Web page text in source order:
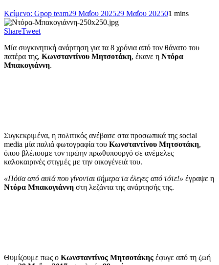
Κείμενο: Gpop team29 Μαΐου 202529 Μαΐου 202501 mins
ShareTweet
Μία συγκινητική ανάρτηση για τα 8 χρόνια από τον θάνατο του
πατέρα της, Κωνσταντίνου Μητσοτάκη, έκανε η Ντόρα
Μπακογιάννη.
Συγκεκριμένα, η πολιτικός ανέβασε στα προσωπικά της social
media μία παλιά φωτογραφία του Κωνσταντίνου Μητσοτάκη,
όπου βλέπουμε τον πρώην πρωθυπουργό σε ανέμελες
καλοκαιρινές στιγμές με την οικογένειά του.
«Πόσα από αυτά που γίνονται σήμερα τα έλεγες από τότε!» έγραψε η
Ντόρα Μπακογιάννη στη λεζάντα της ανάρτησής της.
Θυμίζουμε πως ο Κωνσταντίνος Μητσοτάκης έφυγε από τη ζωή